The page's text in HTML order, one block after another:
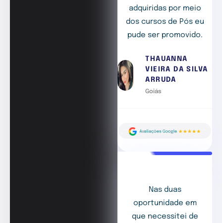
adquiridas por meio
dos cursos de Pós eu
pude ser promovido.
THAUANNA
VIEIRA DA SILVA
ARRUDA
Goiás
Nas duas
oportunidade em
que necessitei de